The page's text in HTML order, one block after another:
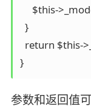
$this-
  }
return
}
参数和返回值